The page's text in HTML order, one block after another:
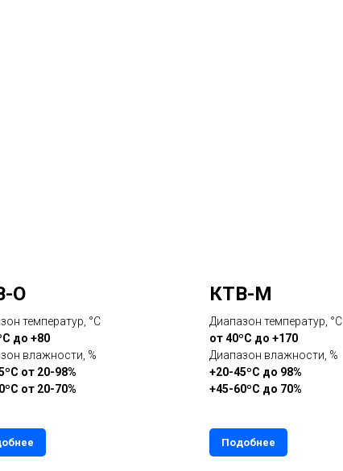
О
температур, °С
до +80
влажности, %
от 20-98%
от 20-70%
КТВ-М
Диапазон температур, °С
от 40ºС до +170
Диапазон влажности, %
+20-45ºС до 98%
+45-60ºС до 70%
Подобнее